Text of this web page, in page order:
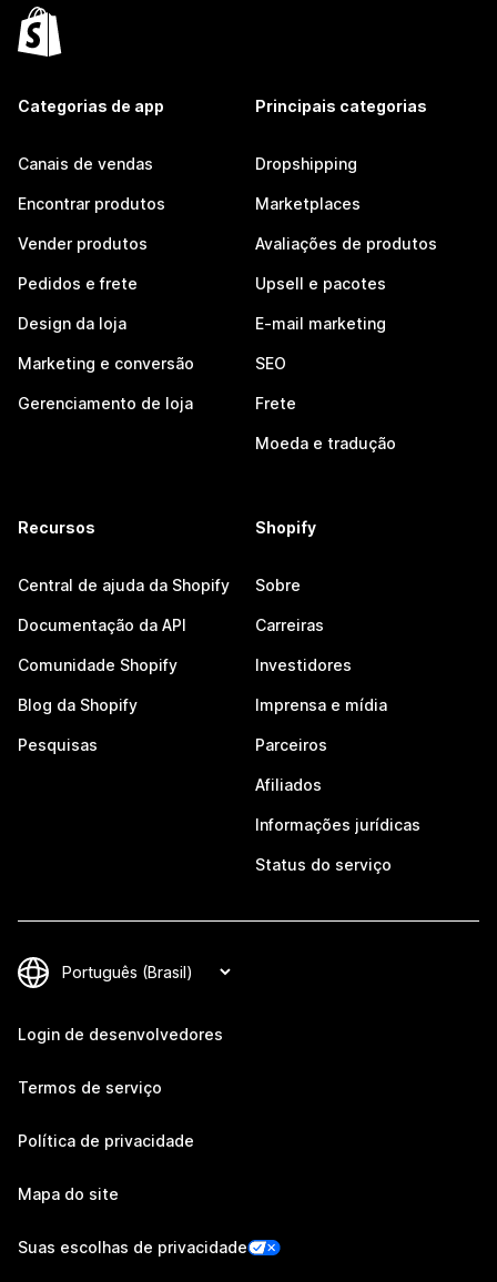
Categorias de app
Canais de vendas
Encontrar produtos
Vender produtos
Pedidos e frete
Design da loja
Marketing e conversão
Gerenciamento de loja
Principais categorias
Dropshipping
Marketplaces
Avaliações de produtos
Upsell e pacotes
E-mail marketing
SEO
Frete
Moeda e tradução
Recursos
Central de ajuda da Shopify
Documentação da API
Comunidade Shopify
Blog da Shopify
Pesquisas
Shopify
Sobre
Carreiras
Investidores
Imprensa e mídia
Parceiros
Afiliados
Informações jurídicas
Status do serviço
Login de desenvolvedores
Termos de serviço
Política de privacidade
Mapa do site
Suas escolhas de privacidade